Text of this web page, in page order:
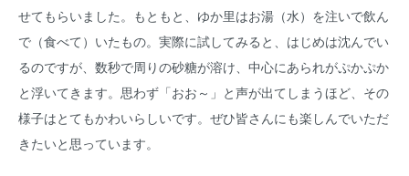
せてもらいました。もともと、ゆか里はお湯（水）を注いで飲ん
で（食べて）いたもの。実際に試してみると、はじめは沈んでい
るのですが、数秒で周りの砂糖が溶け、中心にあられがぷかぷか
と浮いてきます。思わず「おお～」と声が出てしまうほど、その
様子はとてもかわいらしいです。ぜひ皆さんにも楽しんでいただ
きたいと思っています。